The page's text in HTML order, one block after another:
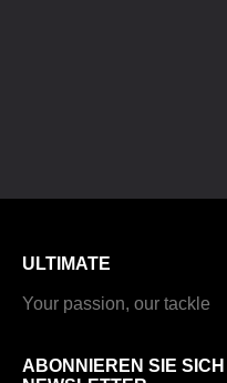
ULTIMATE
Your passion, our tackle
ABONNIEREN SIE